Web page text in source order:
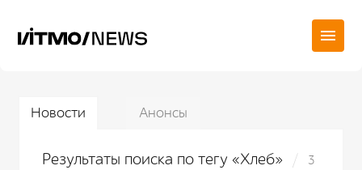
Новости Анонсы
Результаты поиска по тегу «Хлеб»
3